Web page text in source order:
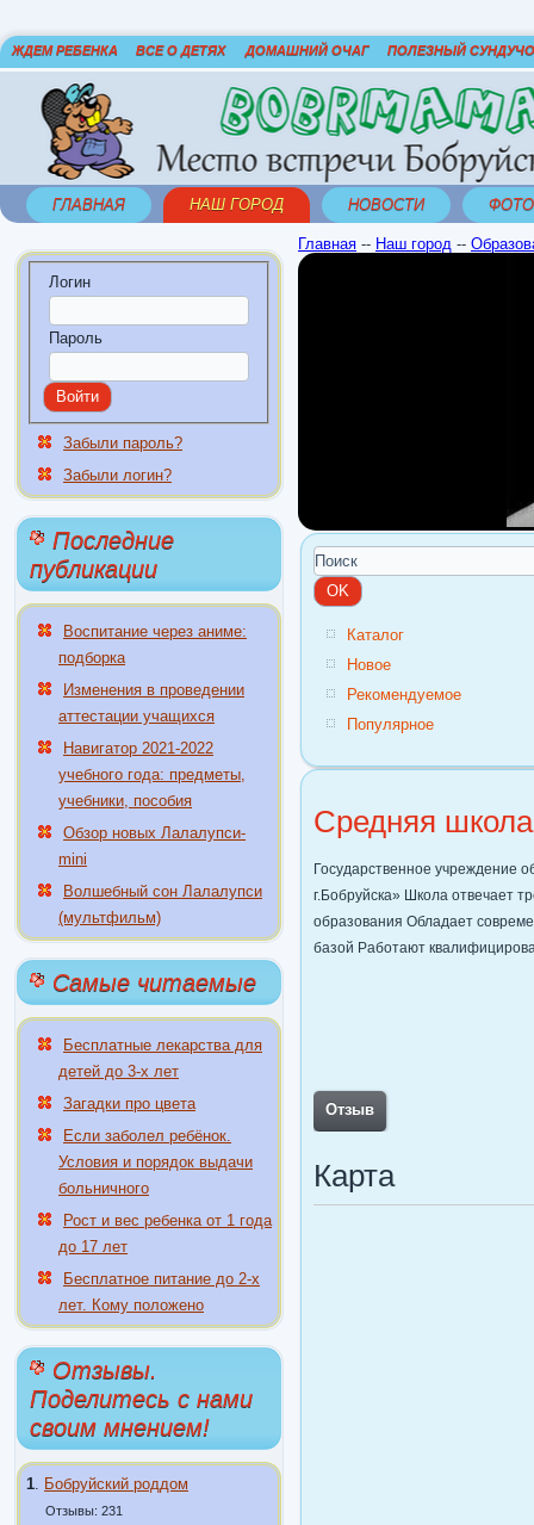
ЖДЕМ РЕБЕНКА ВСЕ О ДЕТЯХ ДОМАШНИЙ ОЧАГ ПОЛЕЗНЫЙ
ГЛАВНАЯ НАШ ГОРОД НОВОСТИ
Логин
Пароль
Забыли пароль?
Забыли логин?
Последние
публикации
Воспитание через аниме:
подборка
Изменения в проведении
аттестации учащихся
Навигатор 2021-2022
учебного года: предметы,
учебники, пособия
Обзор новых Лалалупси-
mini
Волшебный сон Лалалупси
(мультфильм)
Самые читаемые
Бесплатные лекарства для
детей до 3-х лет
Загадки про цвета
Если заболел ребёнок.
Условия и порядок выдачи
больничного
Рост и вес ребенка от 1 года
до 17 лет
Бесплатное питание до 2-х
лет. Кому положено
Отзывы.
Поделитесь с нами
своим мнением!
1 Бобруйский роддом
Отзывы: 231
Главная -- Наш город --
Каталог
Новое
Рекомендуемое
Популярное
Средняя
Государственное учреждение
г.Бобруйска» Школа отвечает
образования Обладает
базой Работают
Отзыв
Карта